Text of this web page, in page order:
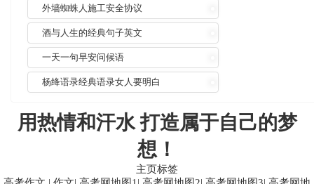
外墙蜘蛛人施工安全协议
酒与人生的经典句子英文
一天一句早安问候语
杨绛语录经典语录女人要明白
用热情和汗水 打造属于自己的梦
想！
主页标签